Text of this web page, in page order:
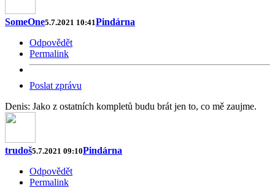
SomeOne5.7.2021 10:41Pindárna
Odpovědět
Permalink
Poslat zprávu
Denis: Jako z ostatních kompletů budu brát jen to, co mě zaujme.
trudoš5.7.2021 09:10Pindárna
Odpovědět
Permalink